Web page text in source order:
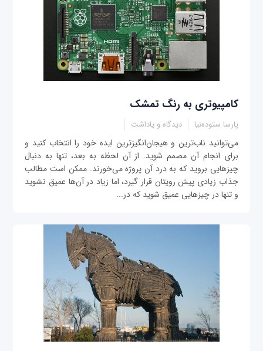
کامپیوتری به رنگ تمشک
پارسا ستوده‌نیا دیدگاه و یاداشت
می‌توانید ناب‌ترین و هیجان‌انگیزترین ایده خود را انتخاب کنید و
برای انجام آن مصمم شوید. از آن لحظه به بعد، تنها به دنبال
چیزهایی بروید که به درد آن پروژه می‌خورند. ممکن است مطالب
جذاب زیادی پیش ‌رویتان قرار گیرد، اما زیاد در آن‌ها عمیق نشوید
و تنها در چیزهایی عمیق شوید که در...